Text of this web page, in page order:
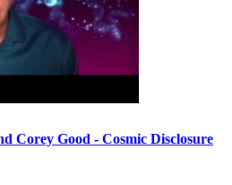
Corey Good - Cosmic Disclosure